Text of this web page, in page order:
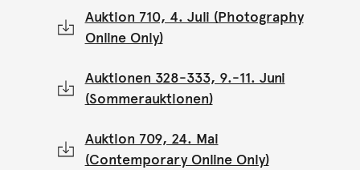
Auktion 710, 4. Juli (Photography
Online Only)
Auktionen 328-333, 9.-11. Juni
(Sommerauktionen)
Auktion 709, 24. Mai
(Contemporary Online Only)